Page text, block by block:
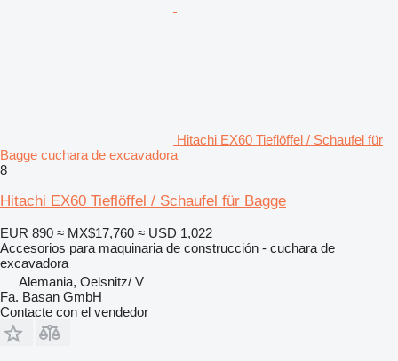
Hitachi EX60 Tieflöffel / Schaufel für
Bagge cuchara de excavadora
8
Hitachi EX60 Tieflöffel / Schaufel für Bagge
EUR 890 ≈ MX$17,760 ≈ USD 1,022
Accesorios para maquinaria de construcción - cuchara de
excavadora
Alemania, Oelsnitz/ V
Fa. Basan GmbH
Contacte con el vendedor